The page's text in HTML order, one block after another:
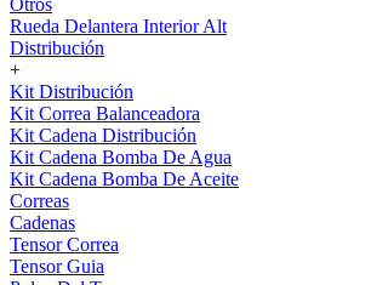
Otros
Rueda Delantera Interior Alt
Distribución
+
Kit Distribución
Kit Correa Balanceadora
Kit Cadena Distribución
Kit Cadena Bomba De Agua
Kit Cadena Bomba De Aceite
Correas
Cadenas
Tensor Correa
Tensor Guia